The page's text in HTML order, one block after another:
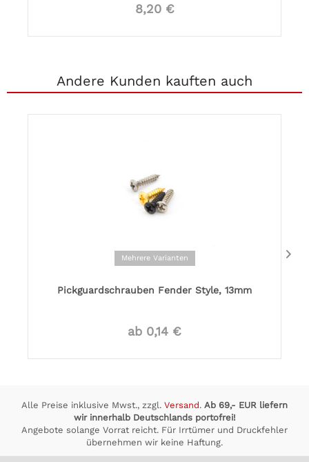
8,20 €
Andere Kunden kauften auch
Mehrere Varianten
Pickguardschrauben Fender Style, 13mm
ab 0,14 €
Alle Preise inklusive Mwst., zzgl. Versand. Ab 69,- EUR liefern
wir innerhalb Deutschlands portofrei!
Angebote solange Vorrat reicht. Für Irrtümer und Druckfehler
übernehmen wir keine Haftung.